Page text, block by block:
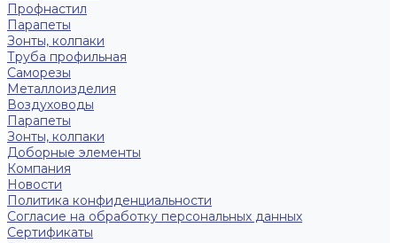
Профнастил
Парапеты
Зонты, колпаки
Труба профильная
Саморезы
Металлоизделия
Воздуховоды
Парапеты
Зонты, колпаки
Доборные элементы
Компания
Новости
Политика конфиденциальности
Согласие на обработку персональных данных
Сертификаты